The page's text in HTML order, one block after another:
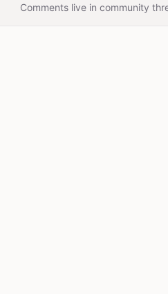
Comments live in community